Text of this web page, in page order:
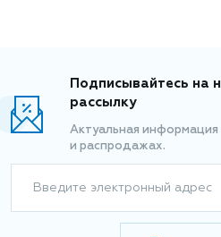
Подписывайтесь на
рассылку
Актуальная информация
и распродажах.
Введите электронный адрес